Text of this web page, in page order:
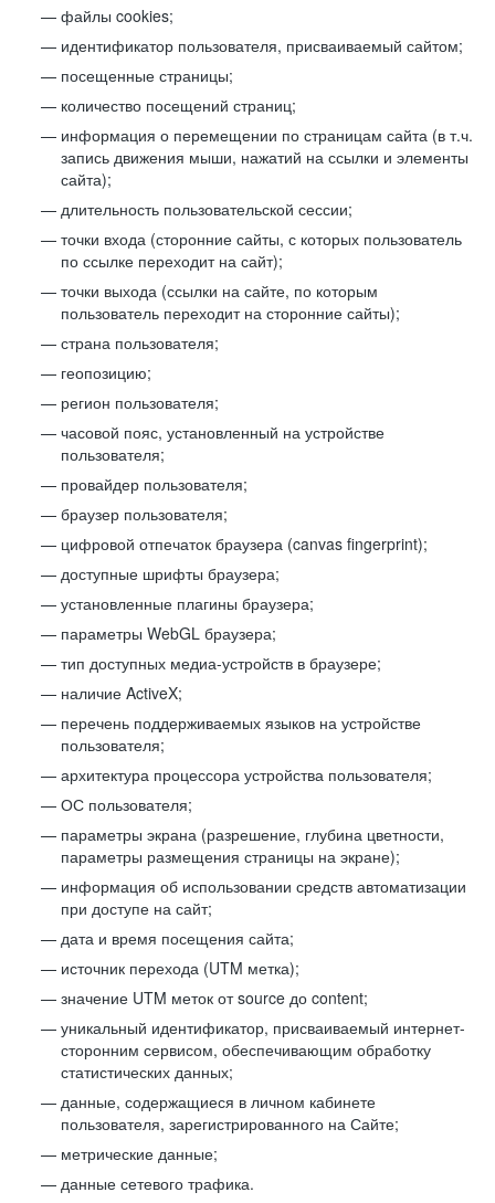
файлы cookies;
идентификатор пользователя, присваиваемый сайтом;
посещенные страницы;
количество посещений страниц;
информация о перемещении по страницам сайта (в т.ч.
запись движения мыши, нажатий на ссылки и элементы
сайта);
длительность пользовательской сессии;
точки входа (сторонние сайты, с которых пользователь
по ссылке переходит на сайт);
точки выхода (ссылки на сайте, по которым
пользователь переходит на сторонние сайты);
страна пользователя;
геопозицию;
регион пользователя;
часовой пояс, установленный на устройстве
пользователя;
провайдер пользователя;
браузер пользователя;
цифровой отпечаток браузера (canvas fingerprint);
доступные шрифты браузера;
установленные плагины браузера;
параметры WebGL браузера;
тип доступных медиа-устройств в браузере;
наличие ActiveX;
перечень поддерживаемых языков на устройстве
пользователя;
архитектура процессора устройства пользователя;
ОС пользователя;
параметры экрана (разрешение, глубина цветности,
параметры размещения страницы на экране);
информация об использовании средств автоматизации
при доступе на сайт;
дата и время посещения сайта;
источник перехода (UTM метка);
значение UTM меток от source до content;
уникальный идентификатор, присваиваемый интернет-
сторонним сервисом, обеспечивающим обработку
статистических данных;
данные, содержащиеся в личном кабинете
пользователя, зарегистрированного на Сайте;
метрические данные;
данные сетевого трафика.